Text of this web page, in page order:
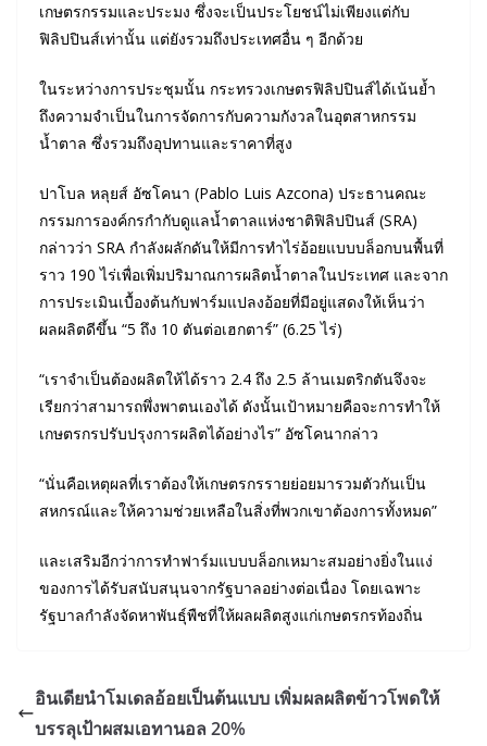
เกษตรกรรมและประมง ซึ่งจะเป็นประโยชน์ไม่เพียงแต่กับ
ฟิลิปปินส์เท่านั้น แต่ยังรวมถึงประเทศอื่น ๆ อีกด้วย
ในระหว่างการประชุมนั้น กระทรวงเกษตรฟิลิปปินส์ได้เน้นย้ำ
ถึงความจำเป็นในการจัดการกับความกังวลในอุตสาหกรรม
น้ำตาล ซึ่งรวมถึงอุปทานและราคาที่สูง
ปาโบล หลุยส์ อัซโคนา (Pablo Luis Azcona) ประธานคณะ
กรรมการองค์กรกำกับดูแลน้ำตาลแห่งชาติฟิลิปปินส์ (SRA)
กล่าวว่า SRA กำลังผลักดันให้มีการทำไร่อ้อยแบบบล็อกบนพื้นที่
ราว 190 ไร่เพื่อเพิ่มปริมาณการผลิตน้ำตาลในประเทศ และจาก
การประเมินเบื้องต้นกับฟาร์มแปลงอ้อยที่มีอยู่แสดงให้เห็นว่า
ผลผลิตดีขึ้น “5 ถึง 10 ตันต่อเฮกตาร์” (6.25 ไร่)
“เราจำเป็นต้องผลิตให้ได้ราว 2.4 ถึง 2.5 ล้านเมตริกตันจึงจะ
เรียกว่าสามารถพึ่งพาตนเองได้ ดังนั้นเป้าหมายคือจะการทำให้
เกษตรกรปรับปรุงการผลิตได้อย่างไร” อัซโคนากล่าว
“นั่นคือเหตุผลที่เราต้องให้เกษตรกรรายย่อยมารวมตัวกันเป็น
สหกรณ์และให้ความช่วยเหลือในสิ่งที่พวกเขาต้องการทั้งหมด”
และเสริมอีกว่าการทำฟาร์มแบบบล็อกเหมาะสมอย่างยิ่งในแง่
ของการได้รับสนับสนุนจากรัฐบาลอย่างต่อเนื่อง โดยเฉพาะ
รัฐบาลกำลังจัดหาพันธุ์พืชที่ให้ผลผลิตสูงแก่เกษตรกรท้องถิ่น
อินเดียนำโมเดลอ้อยเป็นต้นแบบ เพิ่มผลผลิตข้าวโพดให้
บรรลุเป้าผสมเอทานอล 20%